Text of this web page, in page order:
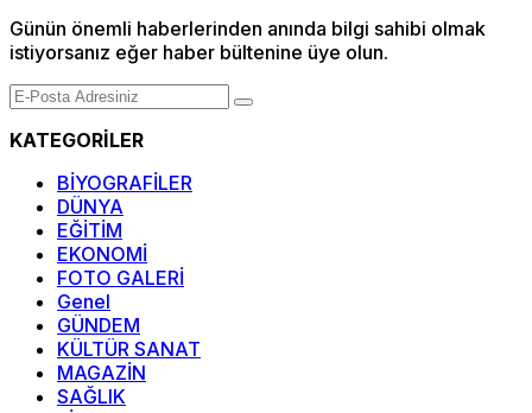
Günün önemli haberlerinden anında bilgi sahibi olmak
istiyorsanız eğer haber bültenine üye olun.
KATEGORİLER
BİYOGRAFİLER
DÜNYA
EĞİTİM
EKONOMİ
FOTO GALERİ
Genel
GÜNDEM
KÜLTÜR SANAT
MAGAZİN
SAĞLIK